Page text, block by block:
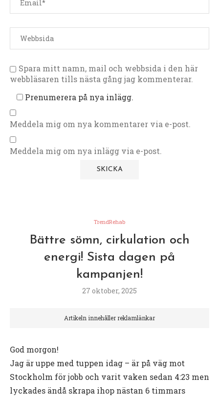
Spara mitt namn, mail och webbsida i den här
webbläsaren tills nästa gång jag kommenterar.
Prenumerera på nya inlägg.
Meddela mig om nya kommentarer via e-post.
Meddela mig om nya inlägg via e-post.
TrendRehab
Bättre sömn, cirkulation och
energi! Sista dagen på
kampanjen!
27 oktober, 2025
Artikeln innehåller reklamlänkar
God morgon!
Jag är uppe med tuppen idag – är på väg mot
Stockholm för jobb och varit vaken sedan 4:23 men
lyckades ändå skrapa ihop nästan 6 timmars